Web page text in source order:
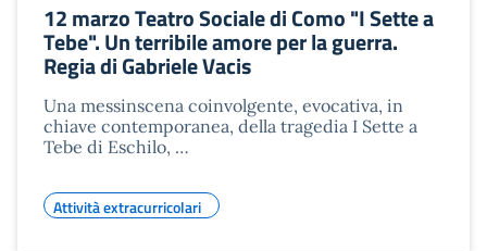
12 marzo Teatro Sociale di Como "I Sette a
Tebe". Un terribile amore per la guerra.
Regia di Gabriele Vacis
Una messinscena coinvolgente, evocativa, in
chiave contemporanea, della tragedia I Sette a
Tebe di Eschilo, …
Attività extracurricolari